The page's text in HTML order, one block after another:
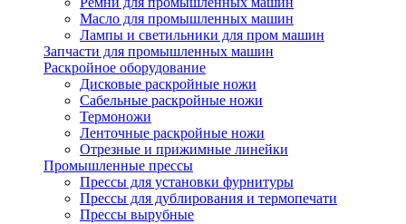
Масло для промышленных машин
Лампы и светильники для пром машин
Запчасти для промышленных машин
Раскройное оборудование
Дисковые раскройные ножи
Сабельные раскройные ножи
Термоножи
Ленточные раскройные ножи
Отрезные и прижимные линейки
Промышленные прессы
Прессы для установки фурнитуры
Прессы для дублирования и термопечати
Прессы вырубные